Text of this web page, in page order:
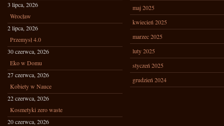
3 lipca, 2026
Wrocław
2 lipca, 2026
Przemysł 4.0
30 czerwca, 2026
Eko w Domu
27 czerwca, 2026
Kobiety w Nauce
22 czerwca, 2026
Kosmetyki zero waste
20 czerwca, 2026
maj 2025
kwiecień 2025
marzec 2025
luty 2025
styczeń 2025
grudzień 2024